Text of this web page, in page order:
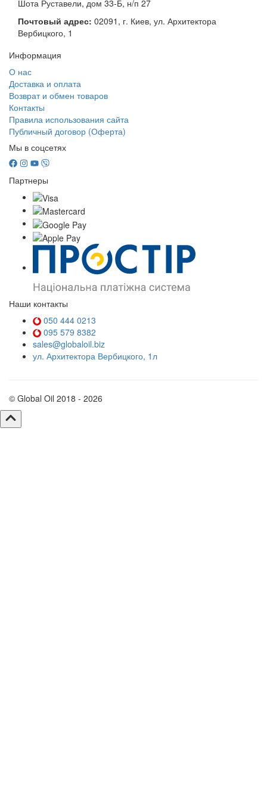
Шота Руставели, дом 33-Б, н/п 27
Почтовый адрес: 02091, г. Киев, ул. Архитектора
Вербицкого, 1
Информация
О нас
Доставка и оплата
Возврат и обмен товаров
Контакты
Правила использования сайта
Публичный договор (Оферта)
Мы в соцсетях
Партнеры
Наши контакты
050 444 0213
095 579 8382
sales@globaloil.biz
ул. Архитектора Вербицкого, 1л
© Global Oil 2018 - 2026